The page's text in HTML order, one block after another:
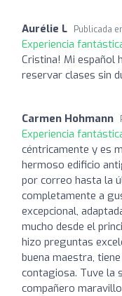
Aurélie L Publicada
Experiencia
Cristina! Mi español
reservar clases sin
Carmen Hohmann
Experiencia
céntricamente y es
hermoso edificio
por correo hasta la
completamente a
excepcional,
mucho desde el
hizo preguntas
buena maestra,
contagiosa. Tuve la
compañero